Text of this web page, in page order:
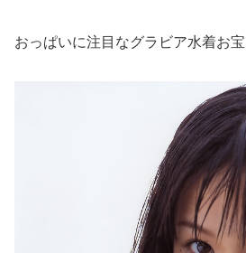
おっぱいに注目なグラビア水着お宝